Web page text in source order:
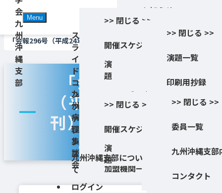
Skip
content
会
九
州
沖
縄
支
部
Menu
Info
お知らせ
学生・研修医の方へ
支部会員専用
若手病理医の会
専攻医相談窓口
ス
ラ
イ
ド
コ
ン
フ
ァ
レ
ン
ス
>> 閉じる >>
開催スケジュール
演
題
>> 閉じる >>
演題一覧
印刷用抄録
演題検索
ティ－チングファイル
事務局
加盟機関一覧
九
州
病
理
集
談
会
>> 閉じる >>
開催スケジュール
演
題
>> 閉じる >>
演題一覧
印刷用抄録
九州沖縄支部につい
て
>> 閉じる >>
委員一覧
九州沖縄支部
コンタクト
ログイン
日本病理学会九州沖縄支部
「会報296号（平成24年9月刊）」を追加しました。
「会報296号
（平成24年9月
刊）」を追加し
ました。